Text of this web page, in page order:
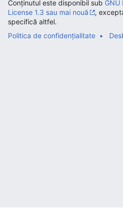
Conținutul este disponibil sub GNU
License 1.3 sau mai nouă
,
specifică altfel.
Politica de confidențialitate